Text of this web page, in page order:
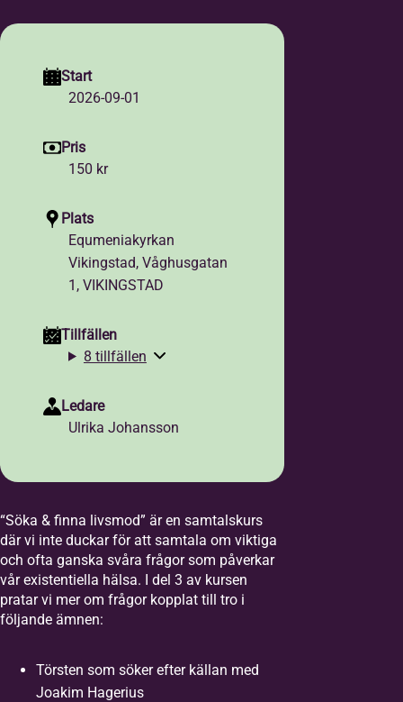
Start
2026-09-01
Pris
150 kr
Plats
Equmeniakyrkan
Vikingstad, Våghusgatan
1, VIKINGSTAD
Tillfällen
8 tillfällen
Ledare
Ulrika Johansson
“Söka & finna livsmod” är en samtalskurs
där vi inte duckar för att samtala om viktiga
och ofta ganska svåra frågor som påverkar
vår existentiella hälsa. I del 3 av kursen
pratar vi mer om frågor kopplat till tro i
följande ämnen:
Törsten som söker efter källan med
Joakim Hagerius